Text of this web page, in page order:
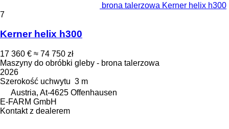
brona talerzowa Kerner helix h300
7
Kerner helix h300
17 360 € ≈ 74 750 zł
Maszyny do obróbki gleby - brona talerzowa
2026
Szerokość uchwytu 3 m
Austria, At-4625 Offenhausen
E-FARM GmbH
Kontakt z dealerem